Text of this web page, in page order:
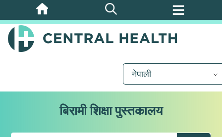
मुख्य
सामग्रीमा
जानुहोस्
नेपाली
बिरामी शिक्षा पुस्तकालय